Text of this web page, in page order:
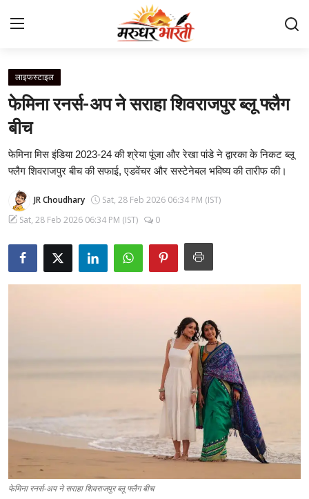
Home
संपर्क करें
हमारे बारे में
देश
राजस्थान
बिजनेस
खेल
विशेष
लाइफस्टाइल
फेमिना रनर्स-अप ने सराहा शिवराजपुर ब्लू फ्लैग
बीच
फेमिना मिस इंडिया 2023-24 की श्रेया पूंजा और रेखा पांडे ने द्वारका के निकट ब्लू
फ्लैग शिवराजपुर बीच की सफाई, एडवेंचर और सस्टेनेबल भविष्य की तारीफ की।
JR Choudhary
Sat, 28 Feb 2026 06:34 PM (IST)
Sat, 28 Feb 2026 06:34 PM (IST)
0
फेमिना रनर्स-अप ने सराहा शिवराजपुर ब्लू फ्लैग बीच